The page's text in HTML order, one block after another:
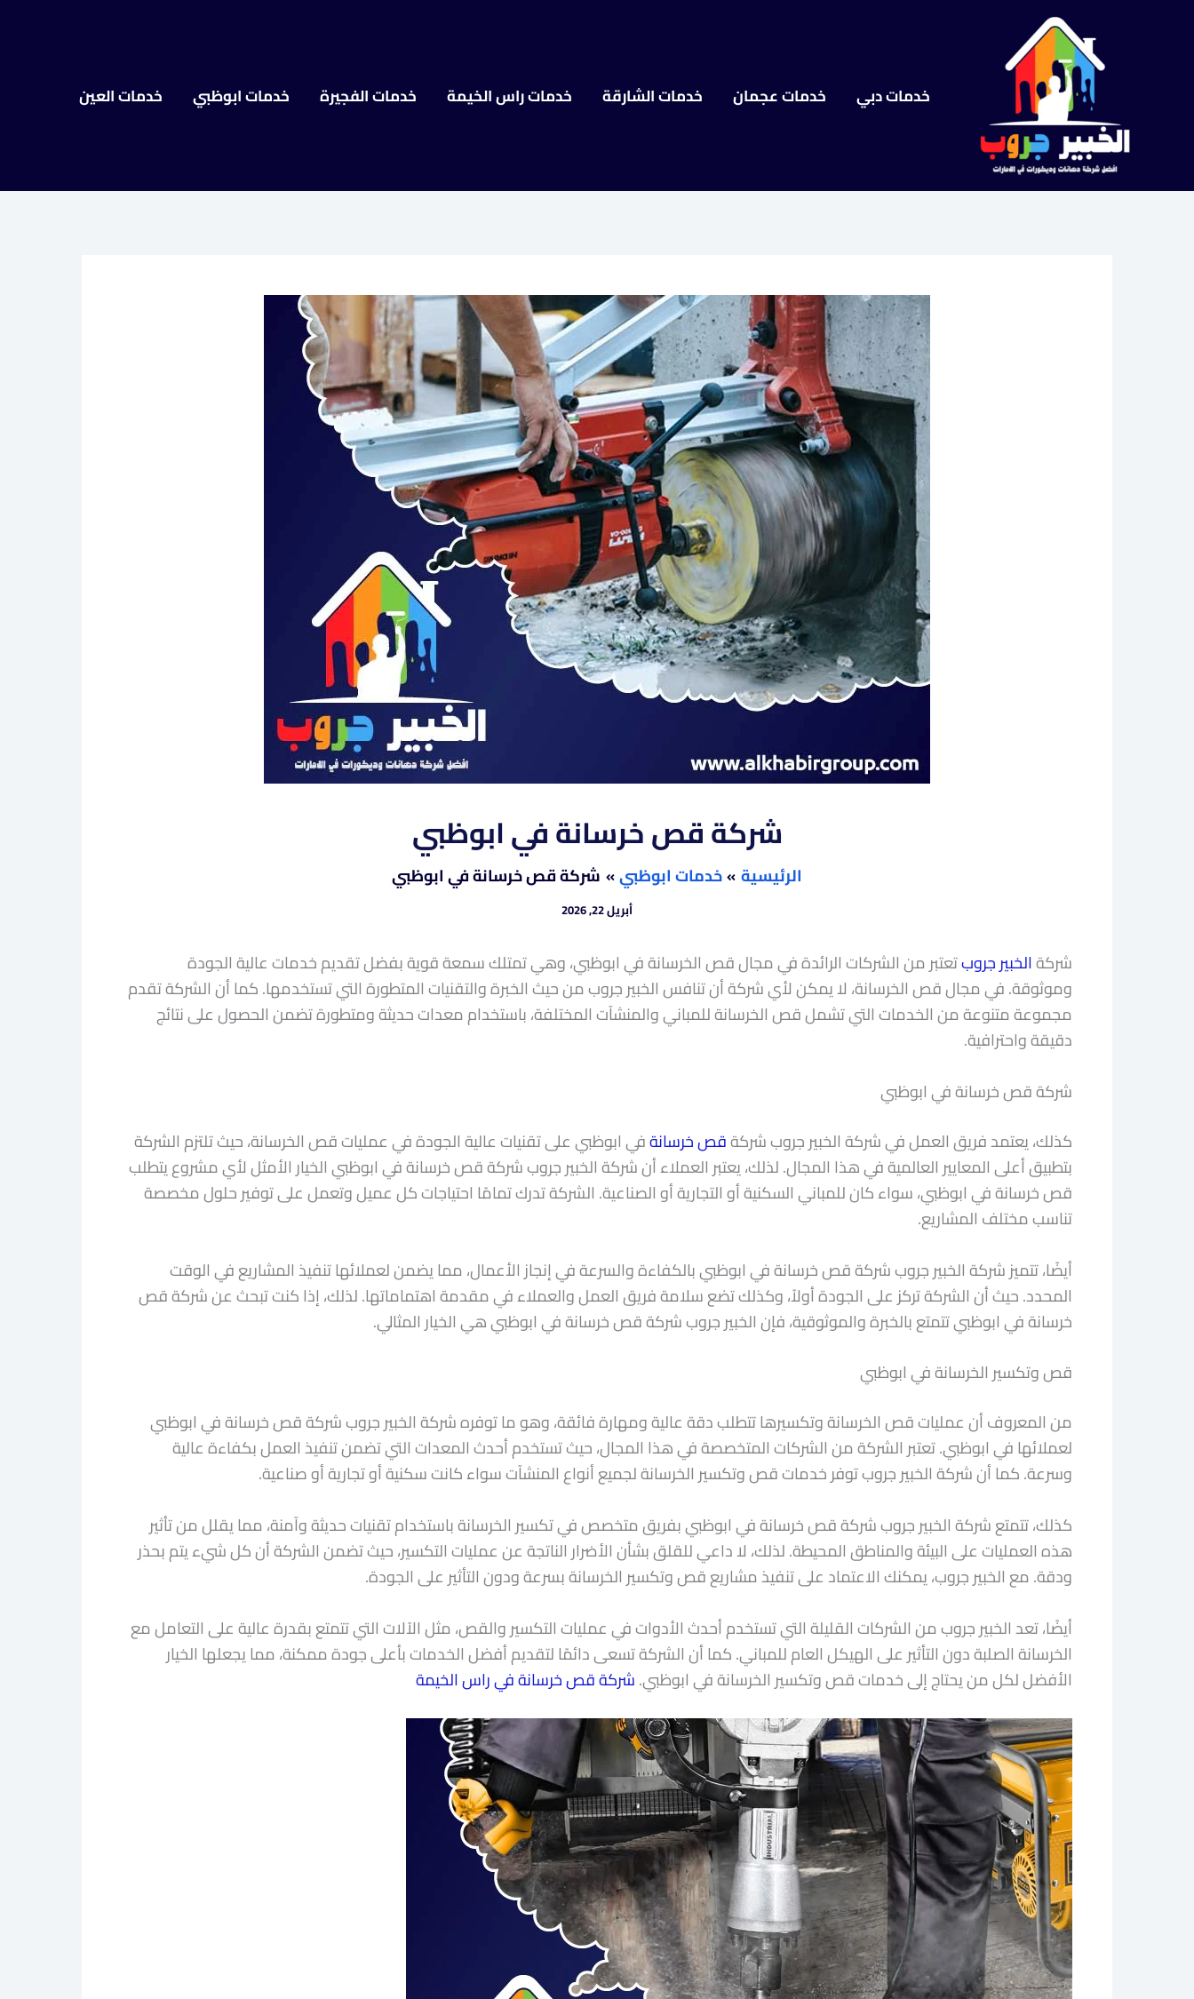
خدمات دبي خدمات عجمان خدمات الشارقة خدمات راس الخيمة خدمات الفجيرة خدمات ابوظبي خدمات العين
شركة قص خرسانة في ابوظبي
الرئيسية خدمات ابوظبي شركة قص خرسانة في ابوظبي
أبريل 22, 2026
شركةالخبير جروبتعتبر من الشركات الرائدة في مجال قص الخرسانة في ابوظبي، وهي تمتلك سمعة قوية بفضل تقديم خدمات عالية الجودة
وموثوقة. في مجال قص الخرسانة، لا يمكن لأي شركة أن تنافس الخبير جروب من حيث الخبرة والتقنيات المتطورة التي تستخدمها. كما أن الشركة تقدم
مجموعة متنوعة من الخدمات التي تشمل قص الخرسانة للمباني والمنشآت المختلفة، باستخدام معدات حديثة ومتطورة تضمن الحصول على نتائج
دقيقة واحترافية.
شركة قص خرسانة في ابوظبي
كذلك، يعتمد فريق العمل في شركة الخبير جروب شركةقص خرسانةفي ابوظبي على تقنيات عالية الجودة في عمليات قص الخرسانة، حيث تلتزم الشركة
بتطبيق أعلى المعايير العالمية في هذا المجال. لذلك، يعتبر العملاء أن شركة الخبير جروب شركة قص خرسانة في ابوظبي الخيار الأمثل لأي مشروع يتطلب
قص خرسانة في ابوظبي، سواء كان للمباني السكنية أو التجارية أو الصناعية. الشركة تدرك تمامًا احتياجات كل عميل وتعمل على توفير حلول مخصصة
تناسب مختلف المشاريع.
أيضًا، تتميز شركة الخبير جروب شركة قص خرسانة في ابوظبي بالكفاءة والسرعة في إنجاز الأعمال، مما يضمن لعملائها تنفيذ المشاريع في الوقت
المحدد. حيث أن الشركة تركز على الجودة أولاً، وكذلك تضع سلامة فريق العمل والعملاء في مقدمة اهتماماتها. لذلك، إذا كنت تبحث عن شركة قص
خرسانة في ابوظبي تتمتع بالخبرة والموثوقية، فإن الخبير جروب شركة قص خرسانة في ابوظبي هي الخيار المثالي.
قص وتكسير الخرسانة في ابوظبي
من المعروف أن عمليات قص الخرسانة وتكسيرها تتطلب دقة عالية ومهارة فائقة، وهو ما توفره شركة الخبير جروب شركة قص خرسانة في ابوظبي
لعملائها في ابوظبي. تعتبر الشركة من الشركات المتخصصة في هذا المجال، حيث تستخدم أحدث المعدات التي تضمن تنفيذ العمل بكفاءة عالية
وسرعة. كما أن شركة الخبير جروب توفر خدمات قص وتكسير الخرسانة لجميع أنواع المنشآت سواء كانت سكنية أو تجارية أو صناعية.
كذلك، تتمتع شركة الخبير جروب شركة قص خرسانة في ابوظبي بفريق متخصص في تكسير الخرسانة باستخدام تقنيات حديثة وآمنة، مما يقلل من تأثير
هذه العمليات على البيئة والمناطق المحيطة. لذلك، لا داعي للقلق بشأن الأضرار الناتجة عن عمليات التكسير، حيث تضمن الشركة أن كل شيء يتم بحذر
ودقة. مع الخبير جروب، يمكنك الاعتماد على تنفيذ مشاريع قص وتكسير الخرسانة بسرعة ودون التأثير على الجودة.
أيضًا، تعد الخبير جروب من الشركات القليلة التي تستخدم أحدث الأدوات في عمليات التكسير والقص، مثل الآلات التي تتمتع بقدرة عالية على التعامل مع
الخرسانة الصلبة دون التأثير على الهيكل العام للمباني. كما أن الشركة تسعى دائمًا لتقديم أفضل الخدمات بأعلى جودة ممكنة، مما يجعلها الخيار
الأفضل لكل من يحتاج إلى خدمات قص وتكسير الخرسانة في ابوظبي.شركة قص خرسانة في راس الخيمة